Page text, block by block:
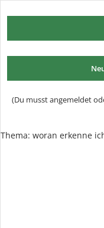
(Du musst angemeldet
Thema: woran erkenne